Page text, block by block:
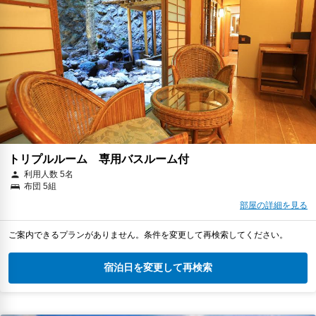
トリプルルーム 専用バスルーム付
利用人数 5名
布団 5組
部屋の詳細を見る
ご案内できるプランがありません。条件を変更して再検索してください。
宿泊日を変更して再検索